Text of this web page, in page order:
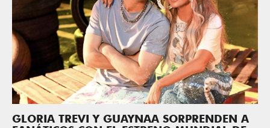
GLORIA TREVI Y GUAYNAA SORPRENDEN A